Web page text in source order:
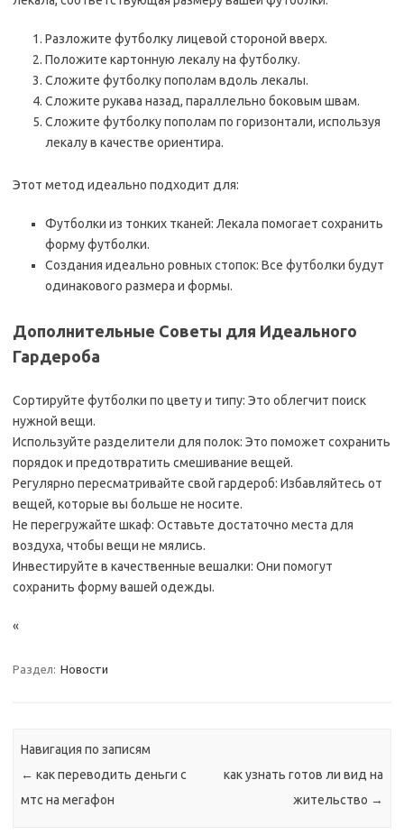
Разложите футболку лицевой стороной вверх.
Положите картонную лекалу на футболку.
Сложите футболку пополам вдоль лекалы.
Сложите рукава назад, параллельно боковым швам.
Сложите футболку пополам по горизонтали, используя
лекалу в качестве ориентира.
Этот метод идеально подходит для:
Футболки из тонких тканей: Лекала помогает сохранить
форму футболки.
Создания идеально ровных стопок: Все футболки будут
одинакового размера и формы.
Дополнительные Советы для Идеального
Гардероба
Сортируйте футболки по цвету и типу: Это облегчит поиск
нужной вещи.
Используйте разделители для полок: Это поможет сохранить
порядок и предотвратить смешивание вещей.
Регулярно пересматривайте свой гардероб: Избавляйтесь от
вещей, которые вы больше не носите.
Не перегружайте шкаф: Оставьте достаточно места для
воздуха, чтобы вещи не мялись.
Инвестируйте в качественные вешалки: Они помогут
сохранить форму вашей одежды.
«
Раздел: Новости
Навигация по записям
← как переводить деньги с
мтс на мегафон
как узнать готов ли вид на
жительство →